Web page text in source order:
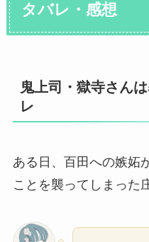
タバレ・感想
鬼上司・獄寺さん
レ
ある日、百田への嫉妬
ことを襲ってしまった